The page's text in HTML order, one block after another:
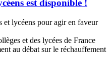
est disponible !
et lycéens pour agir en faveur
et des lycées de France
au débat sur le réchauffement